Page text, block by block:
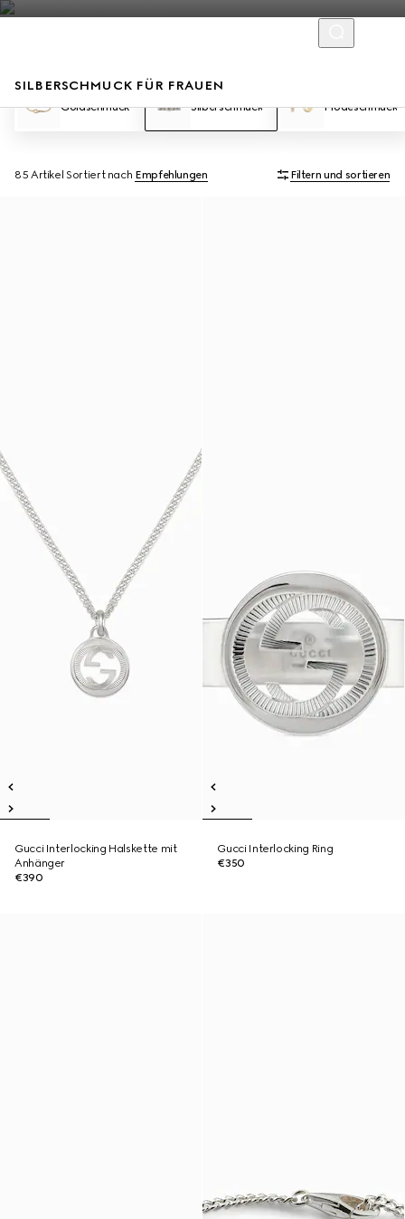
SILBERSCHMUCK FÜR FRAUEN
Goldschmuck Silberschmuck Modeschmuck
85 Artikel Sortiert nach Empfehlungen Filtern und sortieren
Gucci Interlocking Halskette mit
Anhänger
€390
Gucci Interlocking Ring
€350